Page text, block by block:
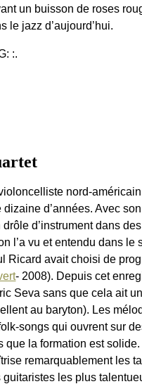
un buisson de roses
le jazz d’aujourd’hui.
:.
nord-américain
dizaine d’années. Avec
drôle d’instrument dans
l’a vu et entendu dans
Ricard avait choisi de
- 2008). Depuis cet
Seva sans que cela ait
au baryton). Les
songs qui ouvrent sur
que la formation est solide.
remarquablement les
guitaristes les plus